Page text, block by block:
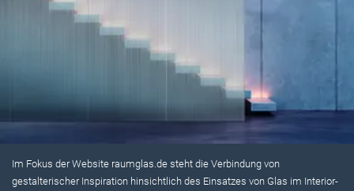
Im Fokus der Website raumglas.de steht die Verbindung von
gestalterischer Inspiration hinsichtlich des Einsatzes von Glas im Interior-